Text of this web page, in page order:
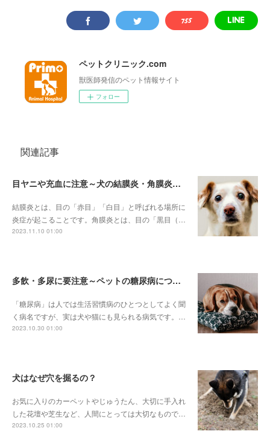
ペットクリニック.com
獣医師発信のペット情報サイト
フォロー
関連記事
目ヤニや充血に注意～犬の結膜炎・角膜炎について～
結膜炎とは、目の「赤目」「白目」と呼ばれる場所に
炎症が起こることです。角膜炎とは、目の「黒目（…
2023.11.10 01:00
多飲・多尿に要注意～ペットの糖尿病について～
「糖尿病」は人では生活習慣病のひとつとしてよく聞
く病名ですが、実は犬や猫にも見られる病気です。…
2023.10.30 01:00
犬はなぜ穴を掘るの？
お気に入りのカーペットやじゅうたん、大切に手入れ
した花壇や芝生など、人間にとっては大切なもので…
2023.10.25 01:00